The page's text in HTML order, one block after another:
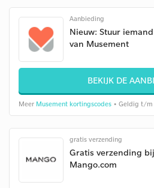
Aanbieding
Nieuw: Stuur
van Musement
BEKIJK DE
Meer Musement kortingscodes • Geldig t/m
gratis verzending
Gratis verzending
Mango.com